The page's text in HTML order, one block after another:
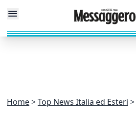
Home Top News Italia ed Esteri